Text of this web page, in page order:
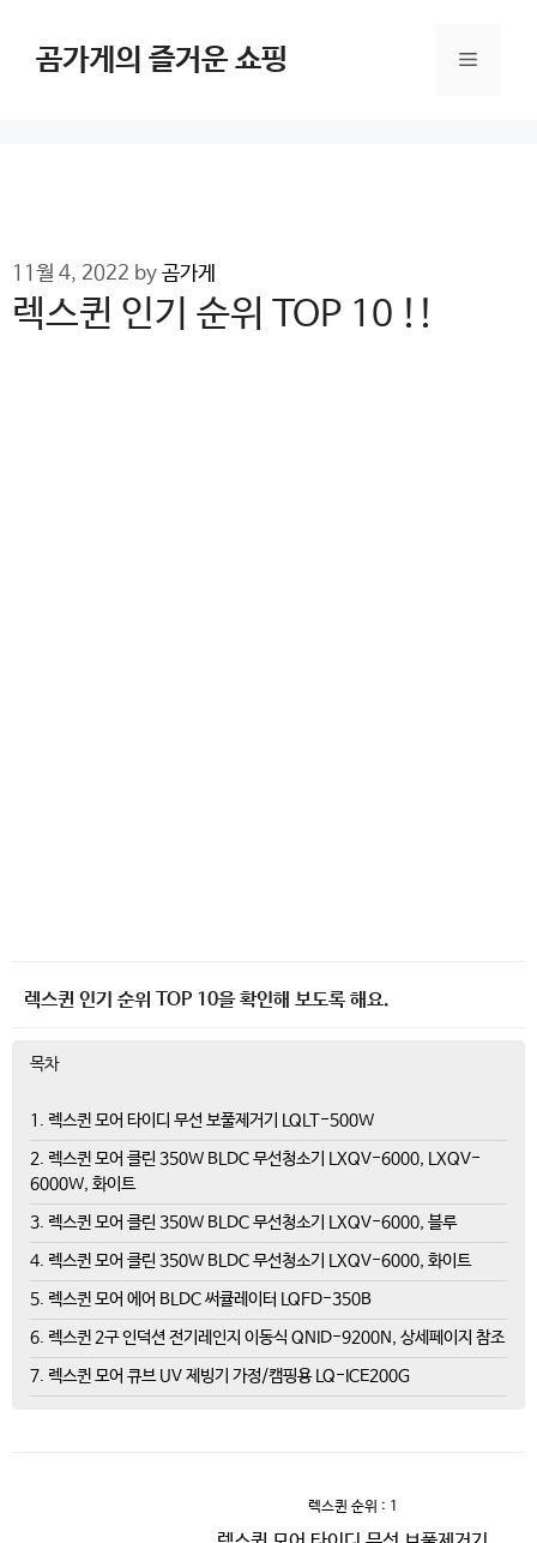
content곰가게의 즐거운 쇼핑 Menu
11월 4, 2022 by 곰가게
렉스퀸 인기 순위 TOP 10 !!
렉스퀸 인기 순위 TOP 10을 확인해 보도록 해요.
목차
1. 렉스퀸 모어 타이디 무선 보풀제거기 LQLT-500W
2. 렉스퀸 모어 클린 350W BLDC 무선청소기 LXQV-6000, LXQV-
6000W, 화이트
3. 렉스퀸 모어 클린 350W BLDC 무선청소기 LXQV-6000, 블루
4. 렉스퀸 모어 클린 350W BLDC 무선청소기 LXQV-6000, 화이트
5. 렉스퀸 모어 에어 BLDC 써큘레이터 LQFD-350B
6. 렉스퀸 2구 인덕션 전기레인지 이동식 QNID-9200N, 상세페이지 참조
7. 렉스퀸 모어 큐브 UV 제빙기 가정/캠핑용 LQ-ICE200G
렉스퀸 순위 : 1